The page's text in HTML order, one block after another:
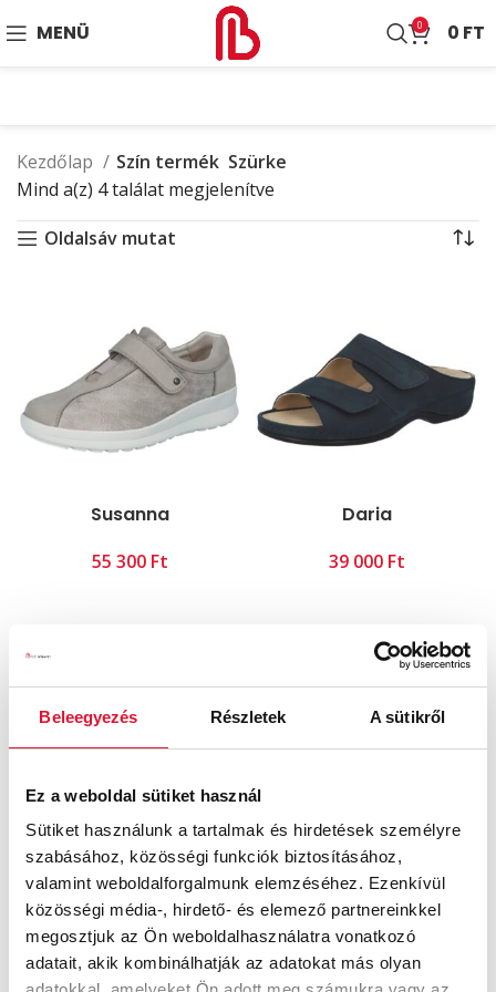
Beleegyezés Részletek A sütikről
Ez a weboldal sütiket használ
Sütiket használunk a tartalmak és hirdetések személyre
szabásához, közösségi funkciók biztosításához,
valamint weboldalforgalmunk elemzéséhez. Ezenkívül
közösségi média-, hirdető- és elemező partnereinkkel
megosztjuk az Ön weboldalhasználatra vonatkozó
adatait, akik kombinálhatják az adatokat más olyan
MENÜ 0 0 FT
Kezdőlap Szín termék Szürke
Mind a(z) 4 találat megjelenítve
Oldalsáv mutat
Susanna
Ft
Daria
Ft
Leni
Ft
Larena
Ft